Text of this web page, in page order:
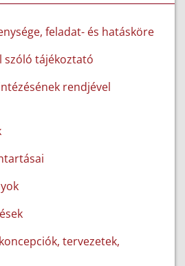
feladat- és hatásköre
szóló tájékoztató
rendjével
tervezetek,